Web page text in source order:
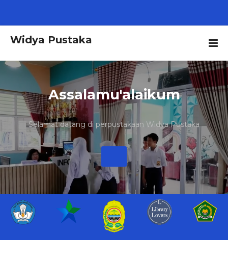
Widya Pustaka
Assalamu'alaikum
Selamat datang di perpustakaan Widya Pustaka